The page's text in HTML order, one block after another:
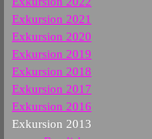
Exkursion 2021
Exkursion 2020
Exkursion 2019
Exkursion 2018
Exkursion 2017
Exkursion 2016
Exkursion 2013